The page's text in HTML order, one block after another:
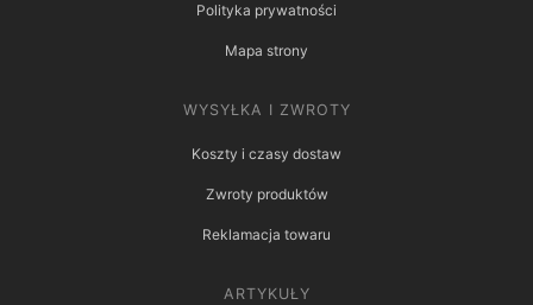
Polityka prywatności
Mapa strony
WYSYŁKA I ZWROTY
Koszty i czasy dostaw
Zwroty produktów
Reklamacja towaru
ARTYKUŁY